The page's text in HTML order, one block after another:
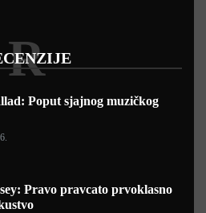
R
Poput sjajnog muzičkog
Pravo pravcato prvoklasno